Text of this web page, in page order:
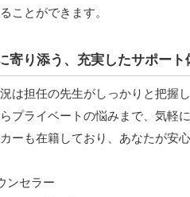
ことができます。
寄り添う、充実したサポート
は担任の先生がしっかりと把握
プライベートの悩みまで、気軽
ーも在籍しており、あなたが安
ンセラー